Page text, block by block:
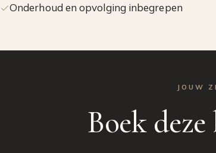
Onderhoud en opvolging inbegrepen
JOUW
Boek